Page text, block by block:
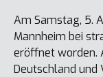
Am Samstag, 5.
Mannheim bei
eröffnet worden.
Deutschland und